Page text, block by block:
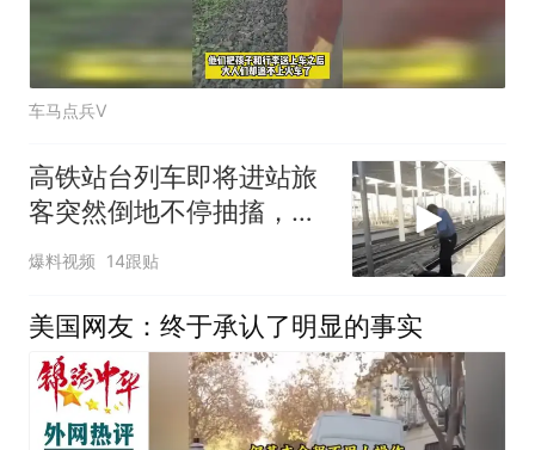
车马点兵V
高铁站台列车即将进站旅
客突然倒地不停抽搐，男
子直呼不要掉下去
爆料视频 14跟贴
美国网友：终于承认了明显的事实